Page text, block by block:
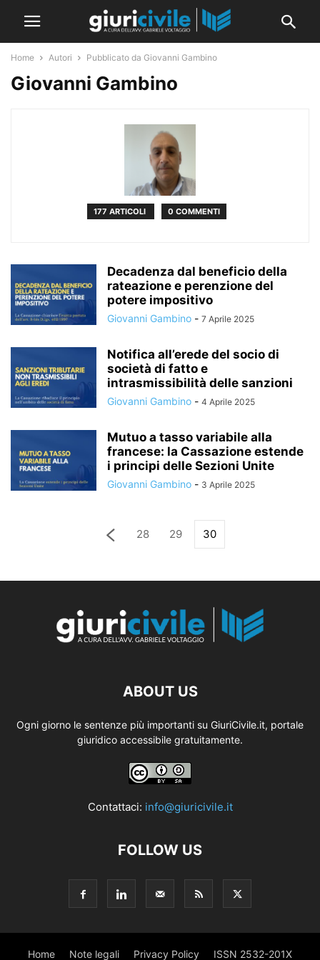
Home Autori Pubblicato da Giovanni Gambino
Giovanni Gambino
177 ARTICOLI 0 COMMENTI
Decadenza dal beneficio della
rateazione e perenzione del
potere impositivo
Giovanni Gambino - 7 Aprile 2025
Notifica all’erede del socio di
società di fatto e
intrasmissibilità delle sanzioni
Giovanni Gambino - 4 Aprile 2025
Mutuo a tasso variabile alla
francese: la Cassazione estende
i principi delle Sezioni Unite
Giovanni Gambino - 3 Aprile 2025
28 29 30
ABOUT US
Ogni giorno le sentenze più importanti su GiuriCivile.it, portale
giuridico accessibile gratuitamente.
Contattaci: info@giuricivile.it
FOLLOW US
Home Note legali Privacy Policy ISSN 2532-201X